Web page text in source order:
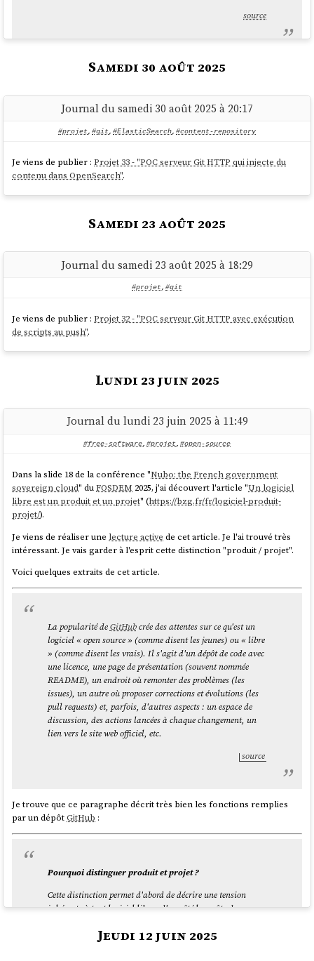
source
Le seul élément que je n'ai pas testé est celui-ci :
L'accès aux données via l'API deOpenSearchne
doit pas être perturbé pendant les phases
Je précise d'emblée que l'implémentation de la fonctionnalité
dupliqué :
src/routes/branches/[branch_name]/[...pathname]/
src/routes
├── branches
│   │   ├── history
│   │   │   ├── +page.server.js
│   │   ├── +page.server.js
│   │   └── [...pathname]
│   │       └── +page.svelte
│   ├── +page.server.js
│   └── +page.svelte
├── +page.server.js
├── [...pathname]
│   ├── +page.server.js
│   └── raw
│       └── +server.js
└── r
    └── [revision]
        ├── history
        │   ├── +page.server.js
        │   └── +page.svelte
        ├── +page.server.js
        ├── +page.svelte
        └── [...pathname]
            ├── +page.server.js
            ├── +page.svelte
J'ai pensé à 3 approches pour améliorer cette implémentation :
Migrer complètement ces pages d'exploration vers
src/hooks.server.js (avec les
Comme cette partie n'était pas au cœur du projet, j'ai préféré ne pas y
Samedi 30 août 2025
Journal du samedi 30 août 2025 à 20:17
#projet, #git, #ElasticSearch, #content-repository
Je viens de publier :Projet 33 - "POC serveur Git HTTP qui injecte du
contenu dans OpenSearch".
Samedi 23 août 2025
Journal du samedi 23 août 2025 à 18:29
#projet, #git
Je viens de publier :Projet 32 - "POC serveur Git HTTP avec exécution
de scripts au push".
Lundi 23 juin 2025
Journal du lundi 23 juin 2025 à 11:49
#free-software, #projet, #open-source
Dans la slide 18 de la conférence "Nubo: the French government
sovereign cloud" duFOSDEM 2025, j'ai découvert l'article "Un logiciel
libre est un produit et un projet" (https://bzg.fr/fr/logiciel-produit-
projet/).
Je viens de réaliser une lecture active de cet article. Je l'ai trouvé très
intéressant. Je vais garder à l'esprit cette distinction "produit / projet".
Voici quelques extraits de cet article.
La popularité deGitHubcrée des attentes sur ce qu'est un
logiciel « open source » (comme disent les jeunes) ou « libre
» (comme disent les vrais). Il s'agit d'un dépôt de code avec
une licence, une page de présentation (souvent nommée
README), un endroit où remonter des problèmes (les
issues), un autre où proposer corrections et évolutions (les
pull requests) et, parfois, d'autres aspects : un espace de
discussion, des actions lancées à chaque changement, un
lien vers le site web officiel, etc.
source
Je trouve que ce paragraphe décrit très bien les fonctions remplies
par un dépôtGitHub :
Pourquoi distinguer produit et projet ?
Cette distinction permet d'abord de décrire une tension
inhérente à tout logiciel libre : d'un côté les coûts de
l'énergie à dépenser pour maintenir le projet est élevée.
Jeudi 12 juin 2025